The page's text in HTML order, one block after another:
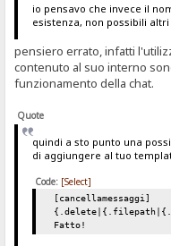
io pensavo che invece il
esistenza, non possibili
pensiero errato, infatti
contenuto al suo interno
funzionamento della chat.
Quote
quindi a sto punto una
di aggiungere al tuo
Code: [Select]
[cancellamessaggi]
Fatto!